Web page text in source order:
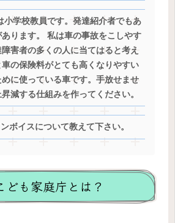
小学校教員です。発達紹介者でもあ
あります。 私は車の事故をこしやす
害者の多くの人に当てはると考え
車の保険料がとても高くなりやすい
に使っている車です。手放せませ
減する仕組みを作ってください。
ンボイスについて教えて下さい。
ども家庭庁とは？